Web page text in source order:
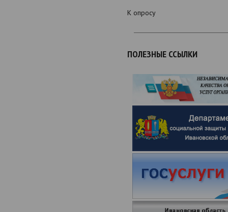
К опросу
ПОЛЕЗНЫЕ ССЫЛКИ